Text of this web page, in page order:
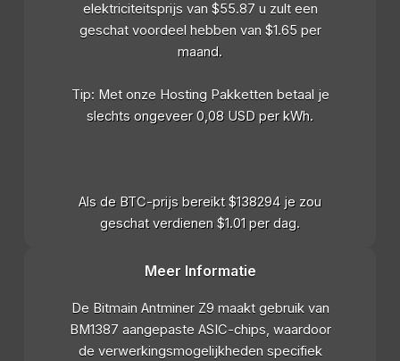
elektriciteitsprijs van $55.87 u zult een
geschat voordeel hebben van $1.65 per
maand.
Tip: Met onze Hosting Pakketten betaal je
slechts ongeveer 0,08 USD per kWh.
Als de BTC-prijs bereikt $138294 je zou
geschat verdienen $1.01 per dag.
Meer Informatie
De Bitmain Antminer Z9 maakt gebruik van
BM1387 aangepaste ASIC-chips, waardoor
de verwerkingsmogelijkheden specifiek